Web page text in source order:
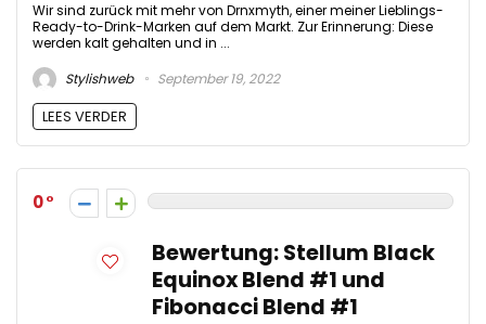
Wir sind zurück mit mehr von Drnxmyth, einer meiner Lieblings-
Ready-to-Drink-Marken auf dem Markt. Zur Erinnerung: Diese
werden kalt gehalten und in ...
Stylishweb
September 19, 2022
LEES VERDER
0
Bewertung: Stellum Black
Equinox Blend #1 und
Fibonacci Blend #1